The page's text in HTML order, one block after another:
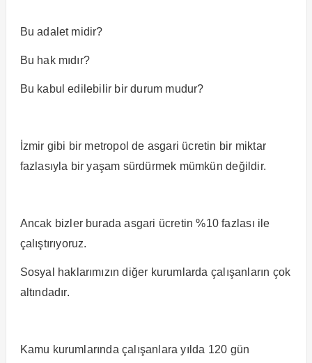
Bu adalet midir?
Bu hak mıdır?
Bu kabul edilebilir bir durum mudur?
İzmir gibi bir metropol de asgari ücretin bir miktar
fazlasıyla bir yaşam sürdürmek mümkün değildir.
Ancak bizler burada asgari ücretin %10 fazlası ile
çalıştırıyoruz.
Sosyal haklarımızın diğer kurumlarda çalışanların çok
altındadır.
Kamu kurumlarında çalışanlara yılda 120 gün